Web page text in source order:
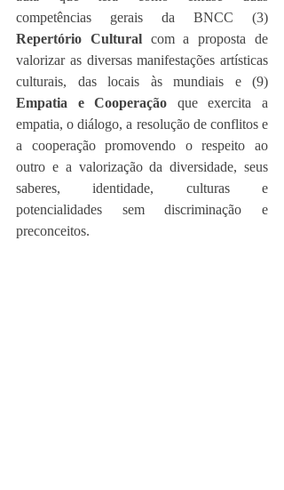
Repertório Cultural com a proposta de
valorizar as diversas manifestações artísticas
Empatia e Cooperação que exercita a
empatia, o diálogo, a resolução de conflitos e
a cooperação promovendo o respeito ao
outro e a valorização da diversidade, seus
saberes, identidade, culturas e
potencialidades sem discriminação e
preconceitos.